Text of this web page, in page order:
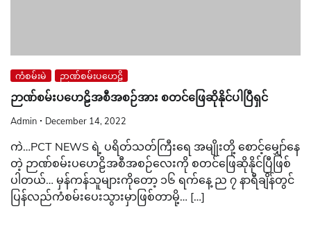
ကံစမ်းမဲ ဉာဏ်စမ်းပဟေဠိ
ဉာဏ်စမ်းပဟေဠိအစီအစဉ်အား စတင်ဖြေဆိုနိုင်ပါပြီရှင်
Admin December 14, 2022
ကဲ…PCT NEWS ရဲ့ ပရိတ်သတ်ကြီးရေ အမျိုးတို့ စောင့်မျှော်နေ
တဲ့ ဉာဏ်စမ်းပဟေဠိအစီအစဉ်လေးကို စတင်ဖြေဆိုနိုင်ပြီဖြစ်
ပါတယ်… မှန်ကန်သူများကိုတော့ ၁၆ ရက်နေ့ ည ၇ နာရီချိန်တွင်
ပြန်လည်ကံစမ်းပေးသွားမှာဖြစ်တာမို့… […]